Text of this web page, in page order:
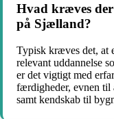
Hvad kræves der
på Sjælland?
Typisk kræves det, at
relevant uddannelse
er det vigtigt med
færdigheder, evnen til
samt kendskab til